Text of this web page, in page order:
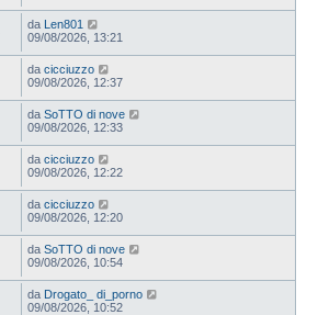
da Len801
09/08/2026, 13:21
da cicciuzzo
09/08/2026, 12:37
da SoTTO di nove
09/08/2026, 12:33
da cicciuzzo
09/08/2026, 12:22
da cicciuzzo
09/08/2026, 12:20
da SoTTO di nove
09/08/2026, 10:54
da Drogato_ di_porno
09/08/2026, 10:52